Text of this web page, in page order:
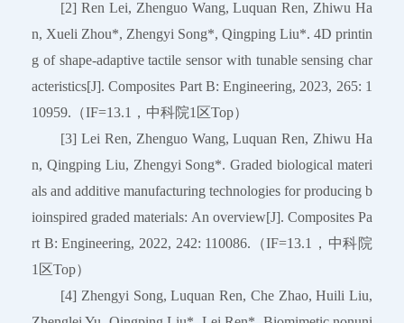
[2] Ren Lei, Zhenguo Wang, Luquan Ren, Zhiwu Ha
n, Xueli Zhou*, Zhengyi Song*, Qingping Liu*. 4D printin
g of shape-adaptive tactile sensor with tunable sensing char
acteristics[J]. Composites Part B: Engineering, 2023, 265: 1
10959.（IF=13.1，中科院1区Top）
[3] Lei Ren, Zhenguo Wang, Luquan Ren, Zhiwu Ha
n, Qingping Liu, Zhengyi Song*. Graded biological materi
als and additive manufacturing technologies for producing b
ioinspired graded materials: An overview[J]. Composites Pa
rt B: Engineering, 2022, 242: 110086.（IF=13.1，中科院
1区Top）
[4] Zhengyi Song, Luquan Ren, Che Zhao, Huili Liu,